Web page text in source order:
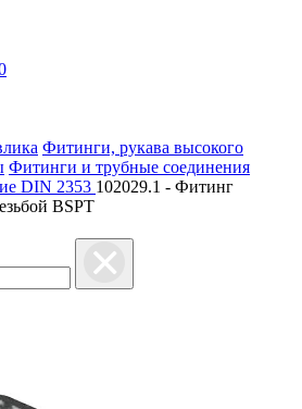
Фитинги, рукава высокого
Фитинги и трубные соединения
DIN 2353 102029.1 - Фитинг
BSPT